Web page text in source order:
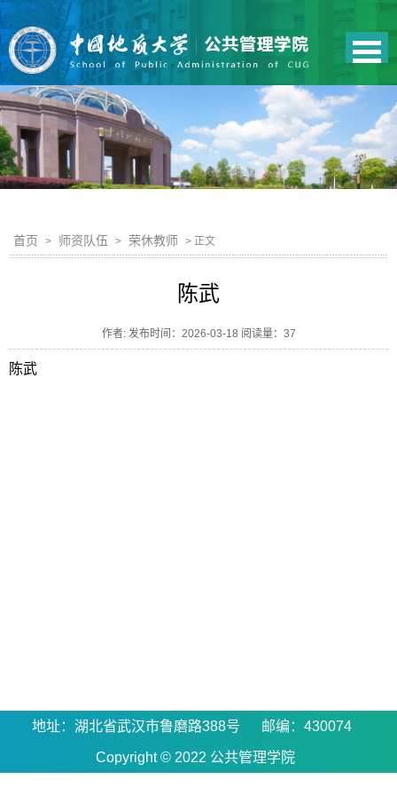
首页 > 师资队伍 > 荣休教师 > 正文
陈武
作者: 发布时间：2026-03-18 阅读量： 37
陈武
地址：湖北省武汉市鲁磨路388号 邮编：430074
Copyright © 2022 公共管理学院